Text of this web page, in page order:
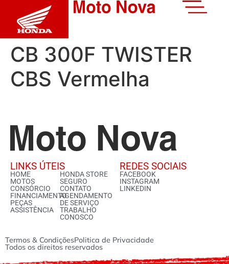
CB 300F TWISTER
CBS Vermelha
LINKS ÚTEIS
HOME
MOTOS
CONSÓRCIO
FINANCIAMENTO
PEÇAS
ASSISTÊNCIA
HONDA STORE
SEGURO
CONTATO
AGENDAMENTO
DE SERVIÇO
TRABALHO
CONOSCO
REDES SOCIAIS
FACEBOOK
INSTAGRAM
LINKEDIN
Termos & CondiçõesPolitica de Privacidade
Todos os direitos reservados